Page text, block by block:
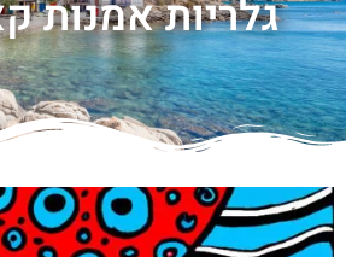
גלריות אמנות